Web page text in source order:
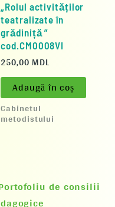
„Rolul activităților
teatralizate în
grădiniță ”
cod.CM0008VI
250,00 MDL
Adaugă în coș
Cabinetul
metodistului